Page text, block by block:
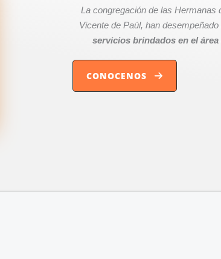
La congregación de las Hermanas
Vicente de Paúl, han
servicios brindados en el
CONOCENOS